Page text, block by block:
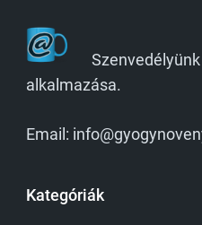
alkalmazása.
Email:
Kategóriák